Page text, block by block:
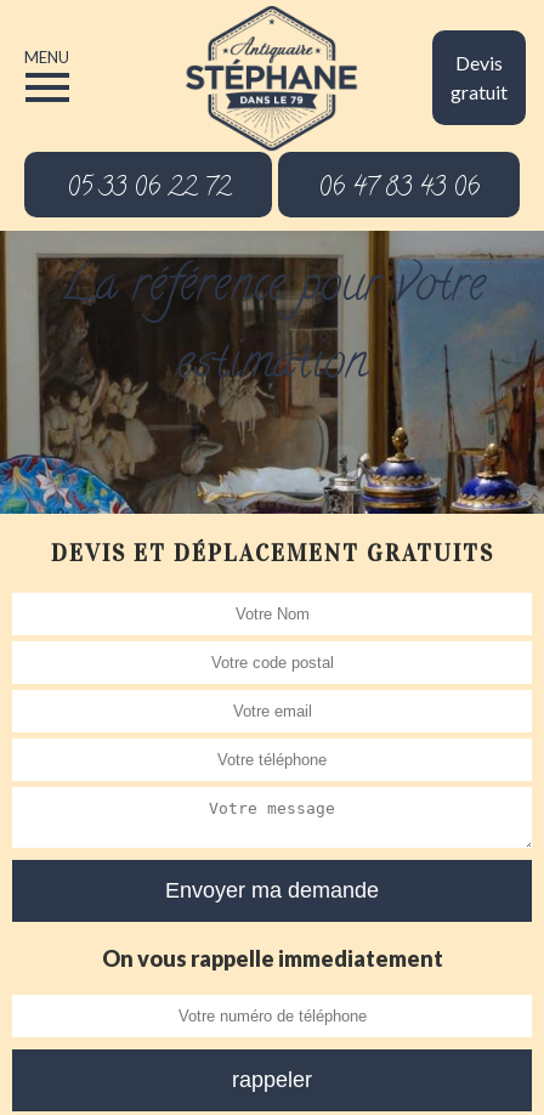
Devis
gratuit
MENU
05 33 06 22 72 06 47 83 43 06
La référence pour votre
estimation
DEVIS ET DÉPLACEMENT GRATUITS
On vous rappelle immediatement